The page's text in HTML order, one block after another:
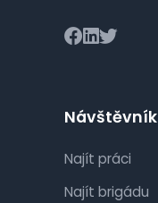
Návštěvník
Najít práci
Najít brigádu